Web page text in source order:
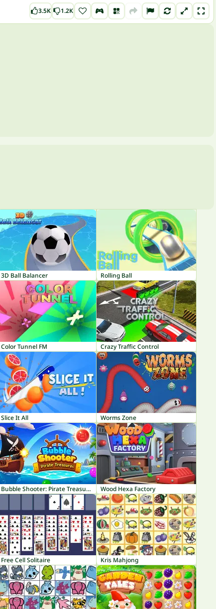
3.5K 1.2K
3D Ball Balancer Rolling Ball
Color Tunnel FM Crazy Traffic Control
Slice It All Worms Zone
Bubble Shooter: Pirate Treasures Wood Hexa Factory
Free Cell Solitaire Kris Mahjong